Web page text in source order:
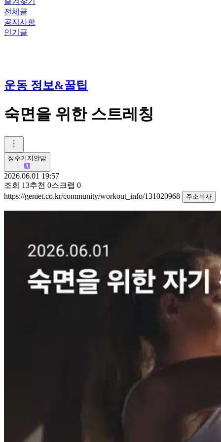
전체글
공지사항
인기글
운동 정보&꿀팁
숙면을 위한 스트레칭
정수기지안맘
2026.06.01 19:57
조회 13추천 0스크랩 0
https://geniet.co.kr/community/workout_info/131020968
주소복사